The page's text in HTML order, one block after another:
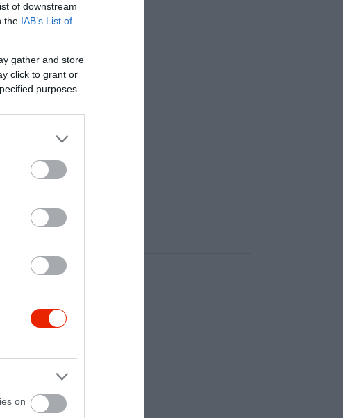
of downstream
the IAB’s List of
gather and store
click to grant or
purposes
on